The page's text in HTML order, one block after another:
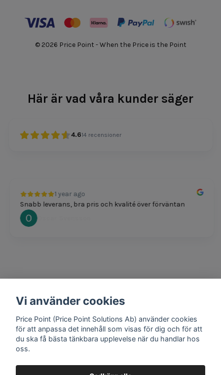
© 2026 Price Point - When the Price is the Point
Här är vad våra kunder säger
4.614 recensioner
1 year ago
Snabb leverans, bra pris och kvalité över förväntan
Oscar Svensson
1 year ago
Mathias Johansson
Vi använder cookies
Price Point (Price Point Solutions Ab) använder cookies
för att anpassa det innehåll som visas för dig och för att
du ska få bästa tänkbara upplevelse när du handlar hos
oss.